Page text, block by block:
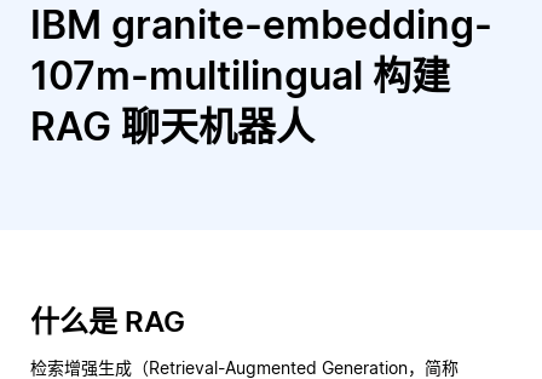
IBM granite-embedding-
107m-multilingual 构建
RAG 聊天机器人
什么是 RAG
检索增强生成（Retrieval-Augmented Generation，简称